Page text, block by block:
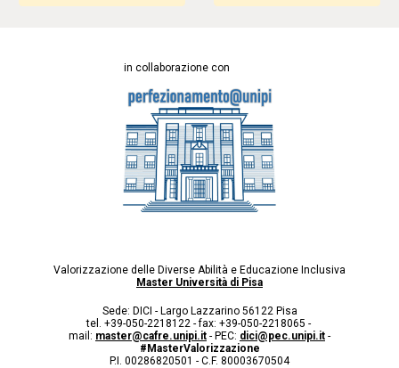
in collaborazione con
Valorizzazione delle Diverse Abilità e Educazione Inclusiva
Master Università di Pisa
Sede: DICI - Largo Lazzarino 56122 Pisa
tel. +39-050-2218122 - fax: +39-050-2218065 -
mail: master@cafre.unipi.it - PEC: dici@pec.unipi.it -
#MasterValorizzazione
P.I. 00286820501 - C.F. 80003670504